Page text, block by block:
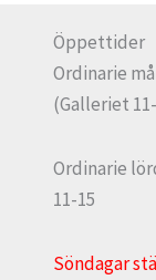
Öppettider
Ordinarie
(Galleriet
Ordinarie
11-15
Söndagar